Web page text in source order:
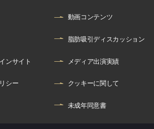
動画コンテンツ
脂肪吸引ディスカッション
ンサイト メディア出演実績
シー クッキーに関して
未成年同意書